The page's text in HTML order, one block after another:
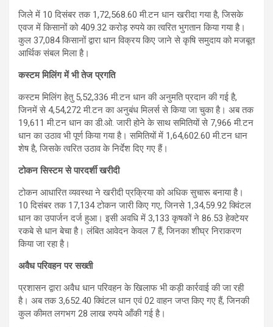
जिले में 10 दिसंबर तक 1,72,568.60 मी.टन धान खरीदा गया है, जिसके
एवज में किसानों को 409.32 करोड़ रुपये का त्वरित भुगतान किया गया है।
कुल 37,084 किसानों द्वारा धान विक्रय किए जाने से कृषि समुदाय को मजबूत
आर्थिक संबल मिला है।
कस्टम मिलिंग में भी तेज प्रगति
कस्टम मिलिंग हेतु 5,52,336 मी.टन धान की अनुमति प्रदान की गई है,
जिनमें से 4,54,272 मी.टन का अनुबंध मिलर्स से किया जा चुका है। अब तक
19,611 मी.टन धान का डी.ओ. जारी होने के साथ समितियों से 7,966 मी.टन
धान का उठाव भी पूर्ण किया गया है। समितियों में 1,64,602.60 मी.टन धान
शेष है, जिसके त्वरित उठाव के निर्देश दिए गए हैं।
टोकन सिस्टम से पारदर्शी खरीदी
टोकन आधारित व्यवस्था ने खरीदी प्रक्रिया को अधिक सुचारू बनाया है।
10 दिसंबर तक 17,134 टोकन जारी किए गए, जिनसे 1,34,59.92 क्विंटल
धान का उपार्जन दर्ज हुआ। इसी अवधि में 3,133 कृषकों ने 86.53 हेक्टेयर
रकबे से धान बेचा है। लंबित आवेदन केवल 7 हैं, जिनका शीघ्र निराकरण
किया जा रहा है।
अवैध परिवहन पर सख्ती
प्रशासन द्वारा अवैध धान परिवहन के खिलाफ भी कड़ी कार्रवाई की जा रही
है। अब तक 3,652.40 क्विंटल धान एवं 02 वाहन जप्त किए गए हैं, जिनकी
कुल कीमत लगभग 28 लाख रुपये आँकी गई है।